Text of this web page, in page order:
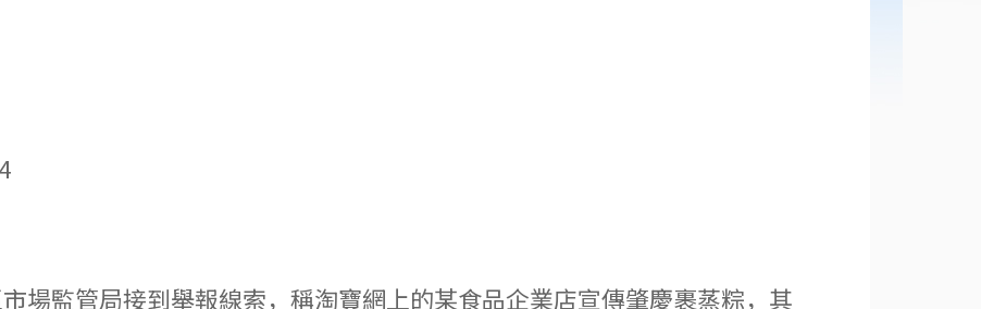
監管局接到舉報線索，稱淘寶網上的某食品企業店宣傳肇慶裹蒸粽，其